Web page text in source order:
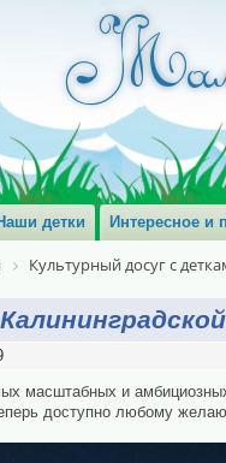
детки Интересное и
Культурный досуг с
масштабных и
доступно любому